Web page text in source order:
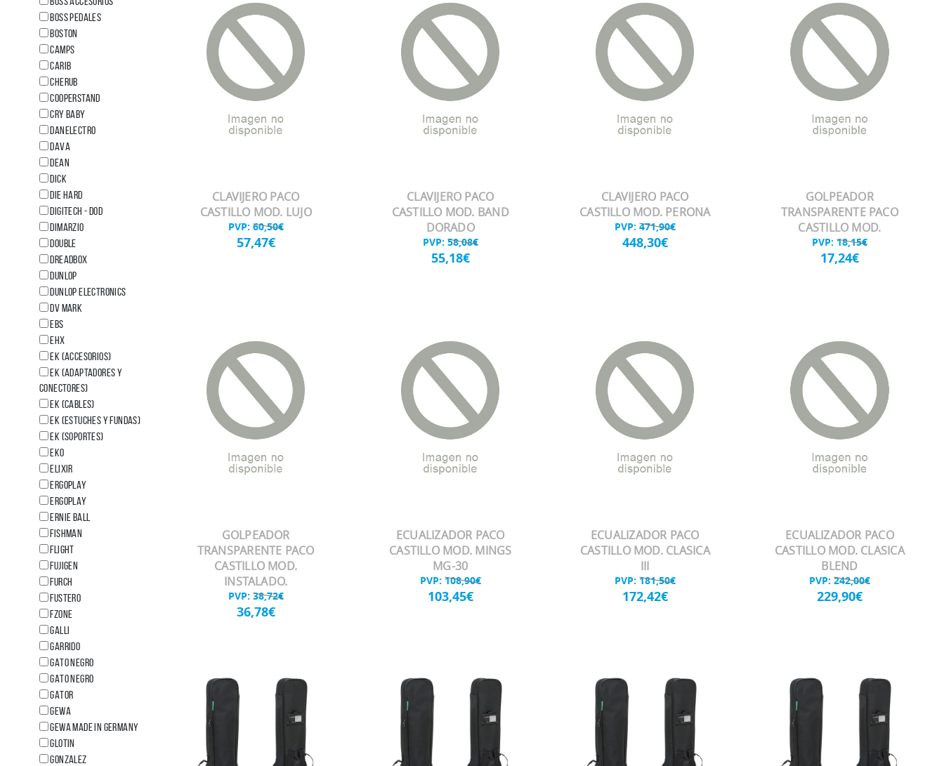
BOSS PEDALES
BOSTON
CAMPS
CARIB
CHERUB
COOPERSTAND
Cry Baby
DANELECTRO
DAVA
DEAN
DICK
DIE HARD
DIGITECH - DOD
DIMARZIO
DOUBLE
DREADBOX
DUNLOP
Dunlop Electronics
DV MARK
EBS
EHX
EK (Accesorios)
EK (Adaptadores y
Conectores)
EK (Cables)
EK (Estuches y fundas)
EK (Soportes)
EKO
ELIXIR
ERGOPLAY
ERGOPLAY
ERNIE BALL
FISHMAN
FLIGHT
FUJIGEN
FURCH
FUSTERO
FZone
GALLI
GARRIDO
GATO NEGRO
GATO NEGRO
GATOR
GEWA
GEWA MADE IN GERMANY
GLOTIN
Gonzalez
CLAVIJERO PACO
CASTILLO MOD. LUJO
PVP: 60,50€
57,47€
CLAVIJERO PACO
CASTILLO MOD. BAND
DORADO
PVP: 58,08€
55,18€
CLAVIJERO PACO
CASTILLO MOD. PERONA
PVP: 471,90€
448,30€
GOLPEADOR
TRANSPARENTE PACO
CASTILLO MOD.
PVP: 18,15€
17,24€
GOLPEADOR
TRANSPARENTE PACO
CASTILLO MOD.
INSTALADO.
PVP: 38,72€
36,78€
ECUALIZADOR PACO
CASTILLO MOD. MINGS
MG-30
PVP: 108,90€
103,45€
ECUALIZADOR PACO
CASTILLO MOD. CLASICA
III
PVP: 181,50€
172,42€
ECUALIZADOR PACO
CASTILLO MOD. CLASICA
BLEND
PVP: 242,00€
229,90€